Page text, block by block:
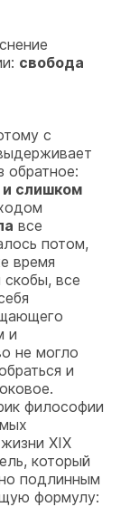
свобода
с
обратное:
слишком
все
потом,
время
все
и
не могло
и
философии
XIX
который
подлинным
формулу: